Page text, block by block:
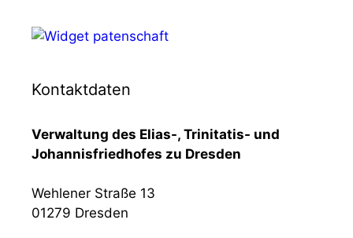
Kontaktdaten
Verwaltung des Elias-, Trinitatis- und
Johannisfriedhofes zu Dresden
Wehlener Straße 13
01279 Dresden